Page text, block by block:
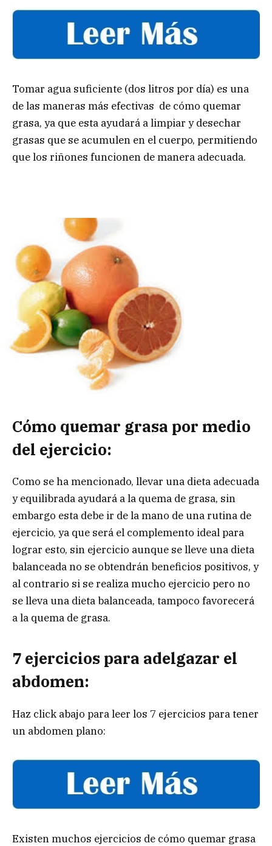
Tomar agua suficiente (dos litros por día) es una
de las maneras más efectivas de cómo quemar
grasa, ya que esta ayudará a limpiar y desechar
grasas que se acumulen en el cuerpo, permitiendo
que los riñones funcionen de manera adecuada.
Cómo quemar grasa por medio
del ejercicio:
Como se ha mencionado, llevar una dieta adecuada
y equilibrada ayudará a la quema de grasa, sin
embargo esta debe ir de la mano de una rutina de
ejercicio, ya que será el complemento ideal para
lograr esto, sin ejercicio aunque se lleve una dieta
balanceada no se obtendrán beneficios positivos, y
al contrario si se realiza mucho ejercicio pero no
se lleva una dieta balanceada, tampoco favorecerá
a la quema de grasa.
7 ejercicios para adelgazar el
abdomen:
Haz click abajo para leer los 7 ejercicios para tener
un abdomen plano:
Existen muchos ejercicios de cómo quemar grasa